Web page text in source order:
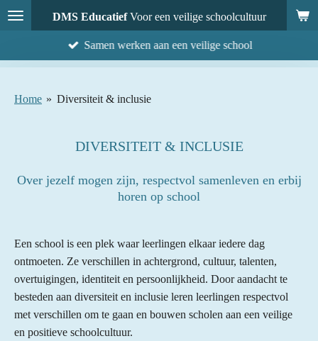
Ga
direct
DMS EducatiefVoor een veilige schoolcultuur
Samen werken aan een veilige school
Home » Diversiteit & inclusie
DIVERSITEIT & INCLUSIE
Over jezelf mogen zijn, respectvol samenleven en erbij
horen op school
Een school is een plek waar leerlingen elkaar iedere dag
ontmoeten. Ze verschillen in achtergrond, cultuur, talenten,
overtuigingen, identiteit en persoonlijkheid. Door aandacht te
besteden aan diversiteit en inclusie leren leerlingen respectvol
met verschillen om te gaan en bouwen scholen aan een veilige
en positieve schoolcultuur.